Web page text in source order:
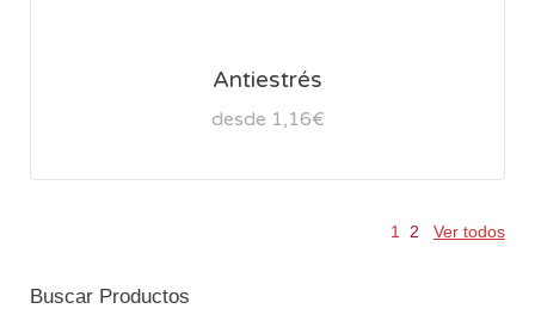
Antiestrés
desde 1,16€
1 2 Ver todos
Buscar Productos